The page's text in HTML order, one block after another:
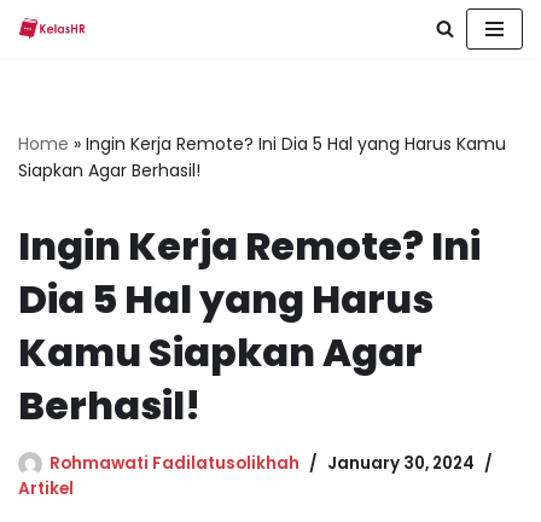
Home » Ingin Kerja Remote? Ini Dia 5 Hal yang Harus Kamu
Siapkan Agar Berhasil!
Ingin Kerja Remote? Ini
Dia 5 Hal yang Harus
Kamu Siapkan Agar
Berhasil!
Rohmawati Fadilatusolikhah
January 30, 2024
Artikel